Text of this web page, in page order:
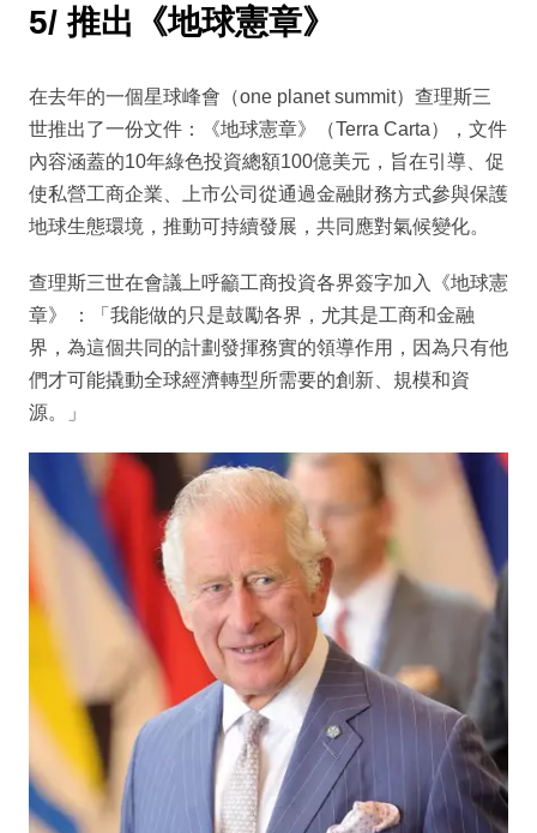
5/ 推出《地球憲章》
在去年的一個星球峰會（one planet summit）查理斯三
世推出了一份文件：《地球憲章》（Terra Carta），文件
內容涵蓋的10年綠色投資總額100億美元，旨在引導、促
使私營工商企業、上市公司從通過金融財務方式參與保護
地球生態環境，推動可持續發展，共同應對氣候變化。
查理斯三世在會議上呼籲工商投資各界簽字加入《地球憲
章》 ：「我能做的只是鼓勵各界，尤其是工商和金融
界，為這個共同的計劃發揮務實的領導作用，因為只有他
們才可能撬動全球經濟轉型所需要的創新、規模和資
源。」